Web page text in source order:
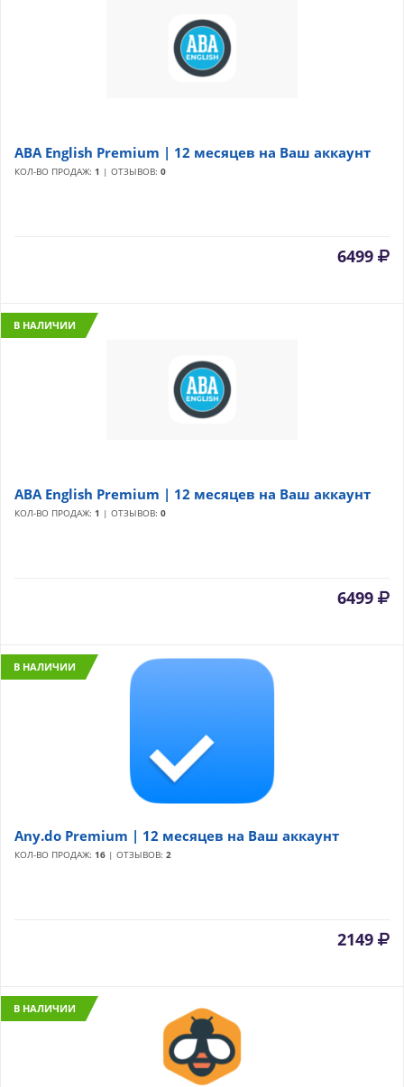
ABA English Premium | 12 месяцев на Ваш аккаунт
КОЛ-ВО ПРОДАЖ: 1 | ОТЗЫВОВ: 0
6499
В НАЛИЧИИ
ABA English Premium | 12 месяцев на Ваш аккаунт
КОЛ-ВО ПРОДАЖ: 1 | ОТЗЫВОВ: 0
6499
В НАЛИЧИИ
Any.do Premium | 12 месяцев на Ваш аккаунт
КОЛ-ВО ПРОДАЖ: 16 | ОТЗЫВОВ: 2
2149
В НАЛИЧИИ